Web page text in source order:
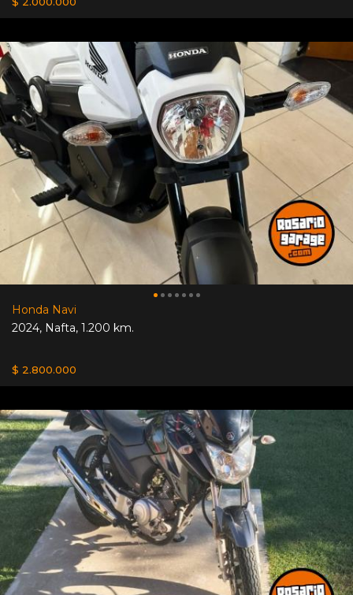
Honda Navi
2024, Nafta, 1.200 km.
$ 2.800.000